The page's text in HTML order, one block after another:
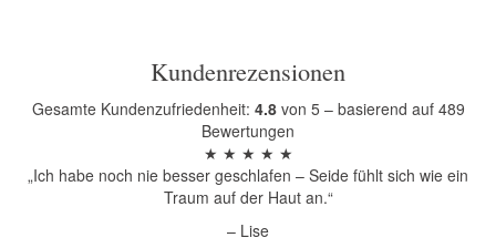
Kundenrezensionen
Gesamte Kundenzufriedenheit: 4.8von 5 – basierend auf 489
Bewertungen
★ ★ ★ ★ ★
„Ich habe noch nie besser geschlafen – Seide fühlt sich wie ein
Traum auf der Haut an.“
– Lise